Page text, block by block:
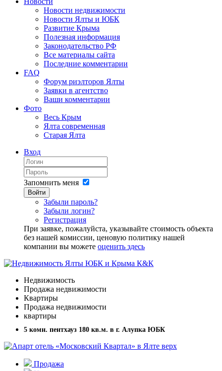
Новости недвижимости
Новости Ялты и ЮБК
Развитие Крыма
Полезная информация
Законодательство РФ
Все материалы сайта
Последние комментарии
FAQ
Форум риэлторов Ялты
Заявки в агентство
Ваши комментарии
Фото
Весь Крым
Ялта современная
Старая Ялта
Вход
Запомнить меня
Войти
Забыли пароль?
Забыли логин?
Регистрация
При заявке, пожалуйста, указывайте стоимость объекта
без нашей комиссии, ценовую политику нашей
компании вы можете оценить здесь
Недвижимость
Продажа недвижимости
Квартиры
Продажа недвижимости
квартиры
5 комн. пентхауз 180 кв.м. в г. Алупка ЮБК
Продажа